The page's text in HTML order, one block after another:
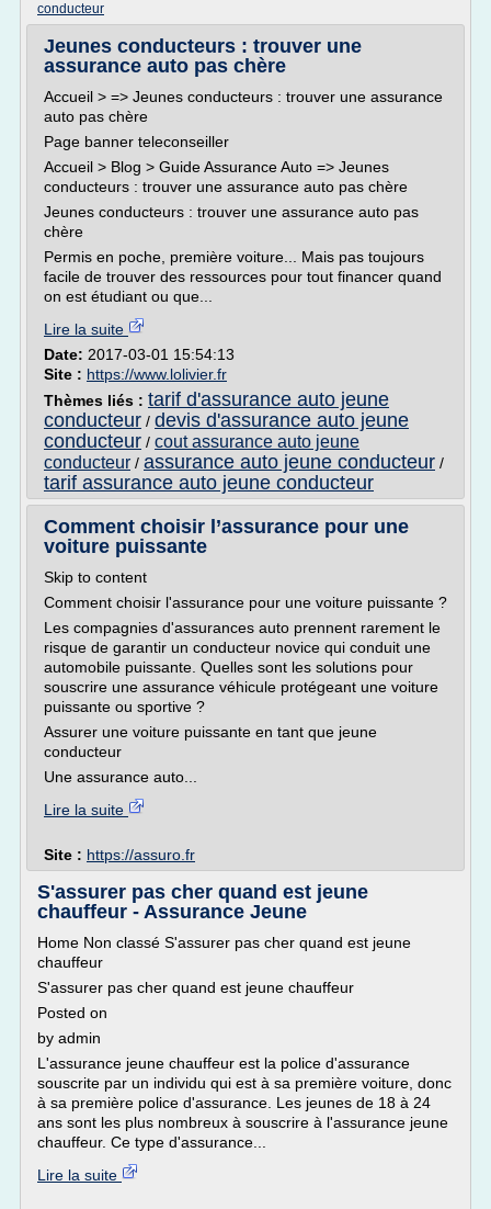
conducteur
Jeunes conducteurs : trouver une
assurance auto pas chère
Accueil > => Jeunes conducteurs : trouver une assurance
auto pas chère
Page banner teleconseiller
Accueil > Blog > Guide Assurance Auto => Jeunes
conducteurs : trouver une assurance auto pas chère
Jeunes conducteurs : trouver une assurance auto pas
chère
Permis en poche, première voiture... Mais pas toujours
facile de trouver des ressources pour tout financer quand
on est étudiant ou que...
Lire la suite
Date: 2017-03-01 15:54:13
Site : https://www.lolivier.fr
Thèmes liés : tarif d'assurance auto jeune
conducteur / devis d'assurance auto jeune
conducteur / cout assurance auto jeune
conducteur / assurance auto jeune conducteur /
tarif assurance auto jeune conducteur
Comment choisir l’assurance pour une
voiture puissante
Skip to content
Comment choisir l'assurance pour une voiture puissante ?
Les compagnies d'assurances auto prennent rarement le
risque de garantir un conducteur novice qui conduit une
automobile puissante. Quelles sont les solutions pour
souscrire une assurance véhicule protégeant une voiture
puissante ou sportive ?
Assurer une voiture puissante en tant que jeune
conducteur
Une assurance auto...
Lire la suite
Site : https://assuro.fr
S'assurer pas cher quand est jeune
chauffeur - Assurance Jeune
Home Non classé S'assurer pas cher quand est jeune
chauffeur
S'assurer pas cher quand est jeune chauffeur
Posted on
by admin
L'assurance jeune chauffeur est la police d'assurance
souscrite par un individu qui est à sa première voiture, donc
à sa première police d'assurance. Les jeunes de 18 à 24
ans sont les plus nombreux à souscrire à l'assurance jeune
chauffeur. Ce type d'assurance...
Lire la suite